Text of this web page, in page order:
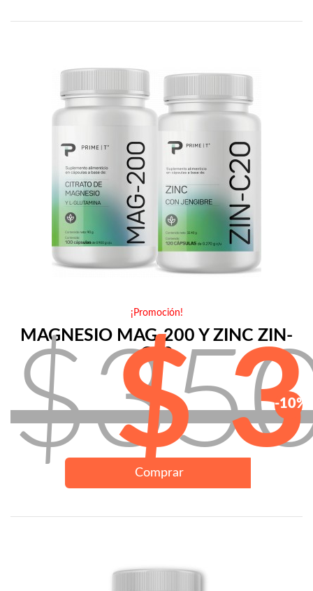
¡Promoción!
MAGNESIO MAG-200 Y ZINC ZIN-
C20
$ -10%
Comprar